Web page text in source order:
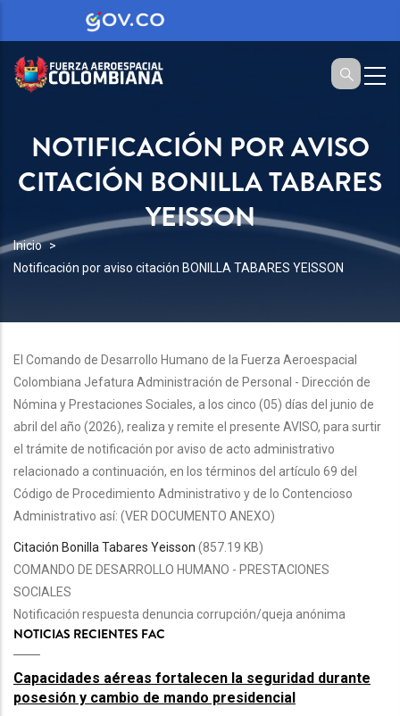
NOTIFICACIÓN POR AVISO
CITACIÓN BONILLA TABARES
YEISSON
SOBRESCRIBIR
ENLACES
A
LA
NAVEGACIÓN
Inicio
Notificación por aviso citación BONILLA TABARES YEISSON
El Comando de Desarrollo Humano de la Fuerza Aeroespacial
Colombiana Jefatura Administración de Personal - Dirección de
Nómina y Prestaciones Sociales, a los cinco (05) días del junio de
abril del año (2026), realiza y remite el presente AVISO, para surtir
el trámite de notificación por aviso de acto administrativo
relacionado a continuación, en los términos del artículo 69 del
Código de Procedimiento Administrativo y de lo Contencioso
Administrativo así: (VER DOCUMENTO ANEXO)
Citación Bonilla Tabares Yeisson (857.19 KB)
COMANDO DE DESARROLLO HUMANO - PRESTACIONES
SOCIALES
Notificación respuesta denuncia corrupción/queja anónima
NOTICIAS RECIENTES FAC
Capacidades aéreas fortalecen la seguridad durante
posesión y cambio de mando presidencial